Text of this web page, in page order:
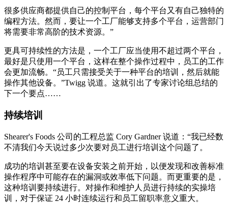
很多供应商都提供自己的控制平台，每个平台又有自己独特的
编程方法。然而，要让一个工厂能够支持多个平台，运营部门
将需要非常高阶的技术资源。”
更具可持续性的方法是，一个工厂应当使用不超过两个平台，
最好是只使用一个平台，这样在整个操作过程中，员工的工作
会更加流畅。“员工只需接受关于一种平台的培训，然后就能
操作其他设备。”Twigg 说道。这就引出了专家讨论组总结的
下一个要点……
持续培训
Shearer's Foods 公司的工程总监 Cory Gardner 说道：“我已经数
不清我们今天说过多少次要对员工进行培训这个问题了。
成功的培训甚至要在设备安装之前开始，以便发现和改善标准
操作程序中可能存在的漏洞或效率低下问题。而更重要的是，
这种培训要持续进行。对操作和维护人员进行持续的实操培
训，对于保证 24 小时连续运行和员工留职率意义重大。